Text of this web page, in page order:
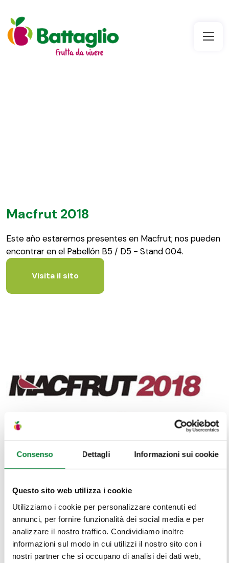
Consenso Dettagli Informazioni sui cookie
Questo sito web utilizza i cookie
Utilizziamo i cookie per personalizzare contenuti ed
annunci, per fornire funzionalità dei social media e per
analizzare il nostro traffico. Condividiamo inoltre
informazioni sul modo in cui utilizzi il nostro sito con i
nostri partner che si occupano di analisi dei dati web,
Macfrut 2018
Este año estaremos presentes en Macfrut; nos pueden
encontrar en el Pabellón B5 / D5 - Stand 004.
Visita il sito